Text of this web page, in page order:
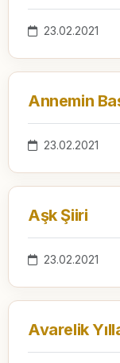
23.02.2021
Annemin
23.02.2021
Aşk Şiiri
23.02.2021
Avarelik